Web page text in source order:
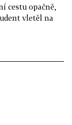
cestu opačně,
vletěl na